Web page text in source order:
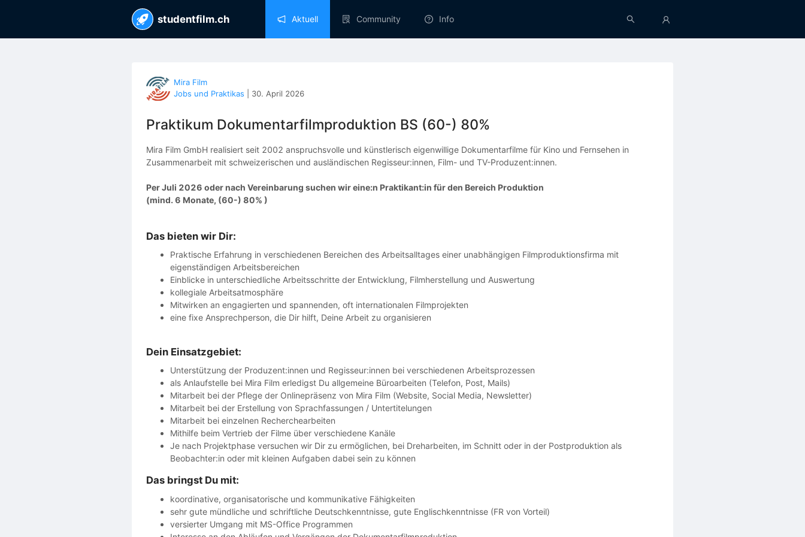
studentfilm.ch Aktuell Community Info
Mira Film
Jobs und Praktikas
30. April 2026
Praktikum Dokumentarfilmproduktion BS (60-) 80%
Mira Film GmbH realisiert seit 2002 anspruchsvolle und künstlerisch eigenwillige Dokumentarfilme für Kino und Fernsehen in
Zusammenarbeit mit schweizerischen und ausländischen Regisseur:innen, Film- und TV-Produzent:innen.
Per Juli 2026 oder nach Vereinbarung suchen wir eine:n Praktikant:in für den Bereich Produktion
(mind. 6 Monate, (60-) 80% )
Das bieten wir Dir:
Praktische Erfahrung in verschiedenen Bereichen des Arbeitsalltages einer unabhängigen Filmproduktionsfirma mit
eigenständigen Arbeitsbereichen
Einblicke in unterschiedliche Arbeitsschritte der Entwicklung, Filmherstellung und Auswertung
kollegiale Arbeitsatmosphäre
Mitwirken an engagierten und spannenden, oft internationalen Filmprojekten
eine fixe Ansprechperson, die Dir hilft, Deine Arbeit zu organisieren
Dein Einsatzgebiet:
Unterstützung der Produzent:innen und Regisseur:innen bei verschiedenen Arbeitsprozessen
als Anlaufstelle bei Mira Film erledigst Du allgemeine Büroarbeiten (Telefon, Post, Mails)
Mitarbeit bei der Pflege der Onlinepräsenz von Mira Film (Website, Social Media, Newsletter)
Mitarbeit bei der Erstellung von Sprachfassungen / Untertitelungen
Mitarbeit bei einzelnen Recherchearbeiten
Mithilfe beim Vertrieb der Filme über verschiedene Kanäle
Je nach Projektphase versuchen wir Dir zu ermöglichen, bei Dreharbeiten, im Schnitt oder in der Postproduktion als
Beobachter:in oder mit kleinen Aufgaben dabei sein zu können
Das bringst Du mit:
koordinative, organisatorische und kommunikative Fähigkeiten
sehr gute mündliche und schriftliche Deutschkenntnisse, gute Englischkenntnisse (FR von Vorteil)
versierter Umgang mit MS-Office Programmen